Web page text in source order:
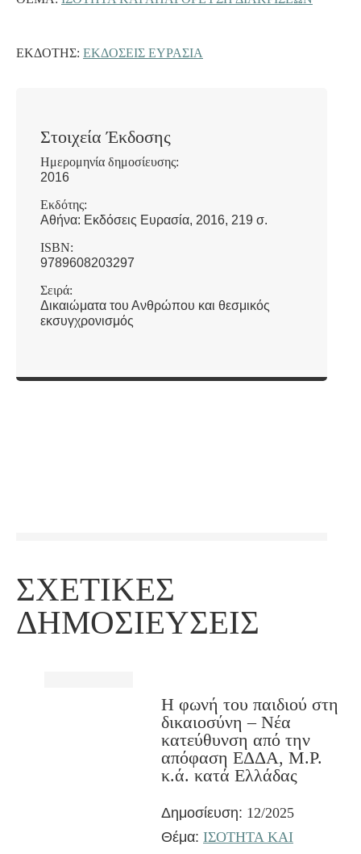
ΕΚΔΌΤΗΣ: ΕΚΔΌΣΕΙΣ ΕΥΡΑΣΊΑ
Στοιχεία Έκδοσης
Ημερομηνία δημοσίευσης:
2016
Εκδότης:
Αθήνα: Εκδόσεις Ευρασία, 2016, 219 σ.
ISBN:
9789608203297
Σειρά:
Δικαιώματα του Ανθρώπου και θεσμικός
εκσυγχρονισμός
ΣΧΕΤΙΚΈΣ
ΔΗΜΟΣΙΕΎΣΕΙΣ
Η φωνή του παιδιού στη
δικαιοσύνη – Nέα
κατεύθυνση από την
απόφαση ΕΔΔΑ, M.P.
κ.ά. κατά Ελλάδας
Δημοσίευση: 12/2025
Θέμα: ΙΣΟΤΗΤΑ ΚΑΙ